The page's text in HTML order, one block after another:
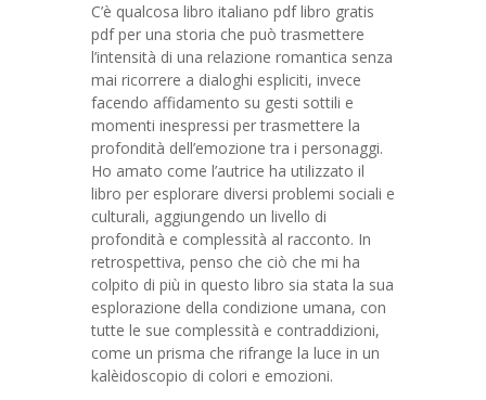
C’è qualcosa libro italiano pdf libro gratis
pdf per una storia che può trasmettere
l’intensità di una relazione romantica senza
mai ricorrere a dialoghi espliciti, invece
facendo affidamento su gesti sottili e
momenti inespressi per trasmettere la
profondità dell’emozione tra i personaggi.
Ho amato come l’autrice ha utilizzato il
libro per esplorare diversi problemi sociali e
culturali, aggiungendo un livello di
profondità e complessità al racconto. In
retrospettiva, penso che ciò che mi ha
colpito di più in questo libro sia stata la sua
esplorazione della condizione umana, con
tutte le sue complessità e contraddizioni,
come un prisma che rifrange la luce in un
kalèidoscopio di colori e emozioni.